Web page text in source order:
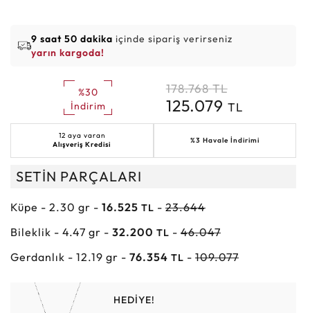
9 saat 50 dakika içinde sipariş verirseniz
yarın kargoda!
%30
İndirim
178.768 TL
125.079 TL
12 aya varan
Alışveriş Kredisi
%3 Havale İndirimi
SETİN PARÇALARI
Küpe - 2.30 gr - 16.525 TL - 23.644
Bileklik - 4.47 gr - 32.200 TL - 46.047
Gerdanlık - 12.19 gr - 76.354 TL - 109.077
HEDİYE!